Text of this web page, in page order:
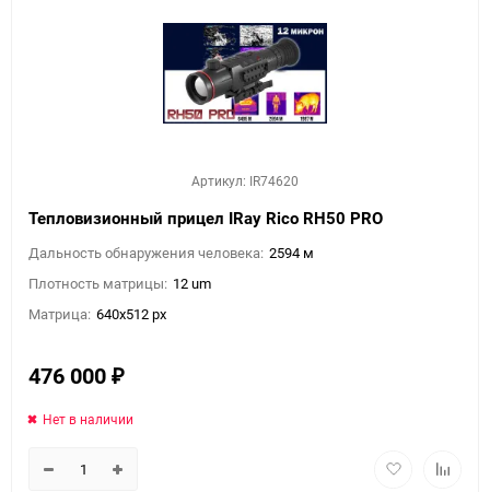
Артикул: IR74620
Тепловизионный прицел IRay Rico RH50 PRO
Дальность обнаружения человека: 2594 м
Плотность матрицы: 12 um
Матрица: 640x512 px
476 000 ₽
Нет в наличии